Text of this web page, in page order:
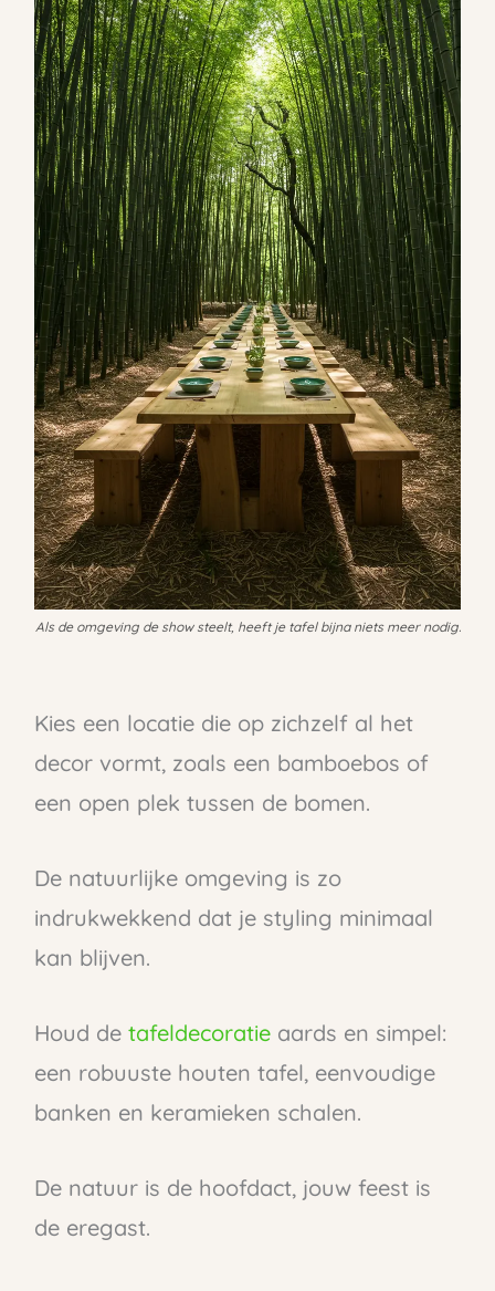
Als de omgeving de show steelt, heeft je tafel bijna niets meer nodig.
Kies een locatie die op zichzelf al het
decor vormt, zoals een bamboebos of
een open plek tussen de bomen.
De natuurlijke omgeving is zo
indrukwekkend dat je styling minimaal
kan blijven.
Houd de tafeldecoratieaards en simpel:
een robuuste houten tafel, eenvoudige
banken en keramieken schalen.
De natuur is de hoofdact, jouw feest is
de eregast.